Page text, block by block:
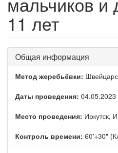
11 лет
Общая информация
Метод жеребьёвки:
Даты проведения:
Место проведения: Иркутск,
Контроль времени: 60'+30"